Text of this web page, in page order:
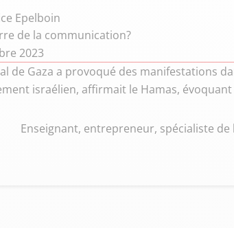
Epelboin
de la communication?
2023
de Gaza a provoqué des manifestations
israélien, affirmait le Hamas,
Enseignant, entrepreneur, spécialiste